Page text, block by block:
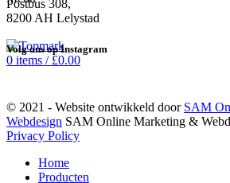
0 items / £0.00
Postbus 308,
8200 AH Lelystad
Volg ons op Instagram
© 2021 - Website ontwikkeld door SAM
Webdesign SAM Online Marketing &
Privacy Policy
Home
Producten